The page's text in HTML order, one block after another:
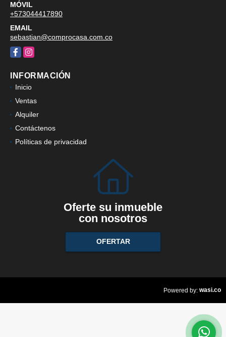
MÓVIL
+573044417890
EMAIL
sebastian@comprocasa.com.co
FacebookInstagram
INFORMACIÓN
Inicio
Ventas
Alquiler
Contáctenos
Políticas de privacidad
Oferte su inmueble
con nosotros
OFERTAR
Powered by: wasi.co